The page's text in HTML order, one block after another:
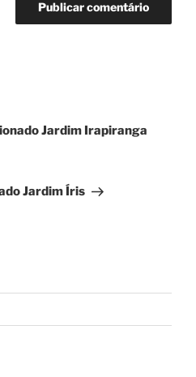
Jardim Irapiranga
Jardim Íris